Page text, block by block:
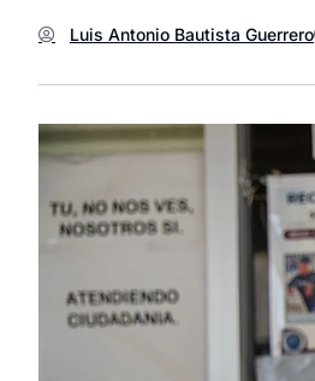
Luis Antonio Bautista Guerrero